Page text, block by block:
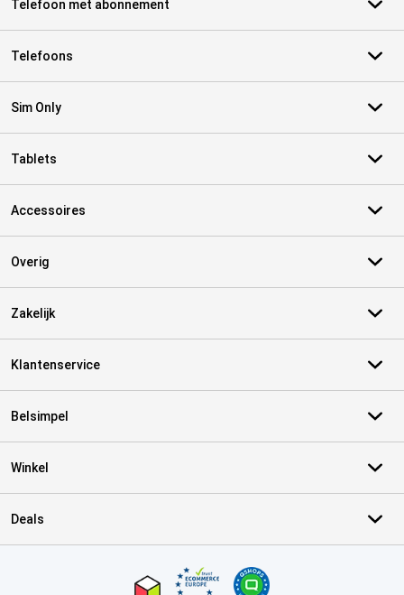
Telefoon met abonnement
Telefoons
Sim Only
Tablets
Accessoires
Overig
Zakelijk
Klantenservice
Belsimpel
Winkel
Deals